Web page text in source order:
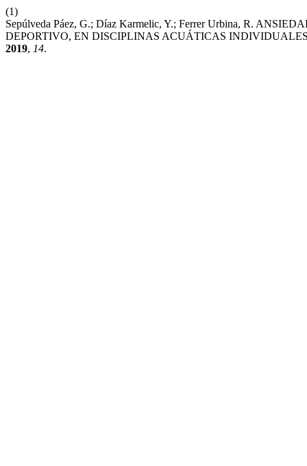
(1)
Sepúlveda Páez, G.; Díaz Karmelic, Y.; Ferrer Urbina, R.
DEPORTIVO, EN DISCIPLINAS ACUÁTICAS
2019, 14.